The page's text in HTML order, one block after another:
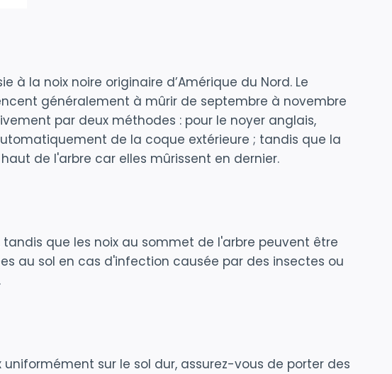
à la noix noire originaire d’Amérique du Nord. Le
généralement à mûrir de septembre à novembre
par deux méthodes : pour le noyer anglais,
de la coque extérieure ; tandis que la
de l'arbre car elles mûrissent en dernier.
que les noix au sommet de l'arbre peuvent être
au sol en cas d'infection causée par des insectes ou
sur le sol dur, assurez-vous de porter des